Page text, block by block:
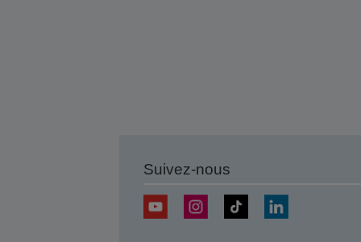
Suivez-nous